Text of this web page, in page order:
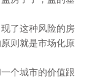
了这种风险的房
则就是市场化原
个城市的价值跟